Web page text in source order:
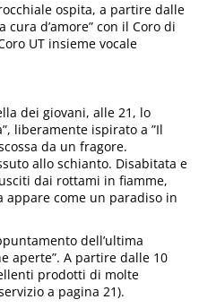
ospita, a partire dalle
cura d’amore” con il Coro di
UT insieme vocale
dei giovani, alle 21, lo
liberamente ispirato a ”Il
da un fragore.
allo schianto. Disabitata e
dai rottami in fiamme,
come un paradiso in
dell’ultima
aperte”. A partire dalle 10
prodotti di molte
a pagina 21).